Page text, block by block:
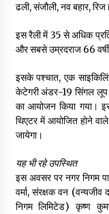
ढली, संजौली, नव बहार,
इस रैली में 35 से अधिक
और सबसे उम्रदराज 66
इसके पश्चात, एक
केटेगरी अंडर-19 सिंगल
का आयोजन किया गया।
थिएटर में आयोजित होने वाले
जायेगा।
यह भी रहे उपस्थित
इस अवसर पर नगर निगम
वर्मा, संरक्षक वन (वन्यजीव
निगम लिमिटेड) कृष्ण